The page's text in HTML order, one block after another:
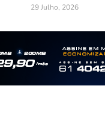
29 Julho, 2026